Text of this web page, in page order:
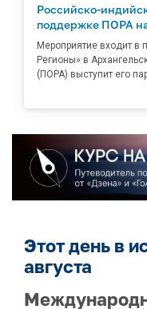
Российско-
поддержке ПОРА
Мероприятие входит в
Регионы» в
(ПОРА) выступит его
Этот день в
августа